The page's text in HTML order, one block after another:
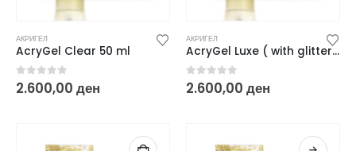
АКРИГЕЛ
AcryGel Clear 50 ml
0 out of 5
2.600,00 ден
АКРИГЕЛ
AcryGel Luxe ( with glitter ) 50 ml
0 out of 5
2.600,00 ден